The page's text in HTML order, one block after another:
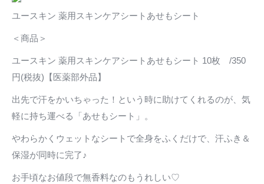
ユースキン 薬用スキンケアシートあせもシート
＜商品＞
ユースキン 薬用スキンケアシートあせもシート 10枚 /350
円(税抜)【医薬部外品】
出先で汗をかいちゃった！という時に助けてくれるのが、気
軽に持ち運べる「あせもシート」。
やわらかくウェットなシートで全身をふくだけで、汗ふき＆
保湿が同時に完了♪
お手頃なお値段で無香料なのもうれしい♡